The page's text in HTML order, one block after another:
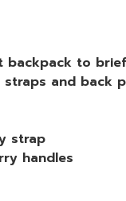
backpack to
and back
strap
handles